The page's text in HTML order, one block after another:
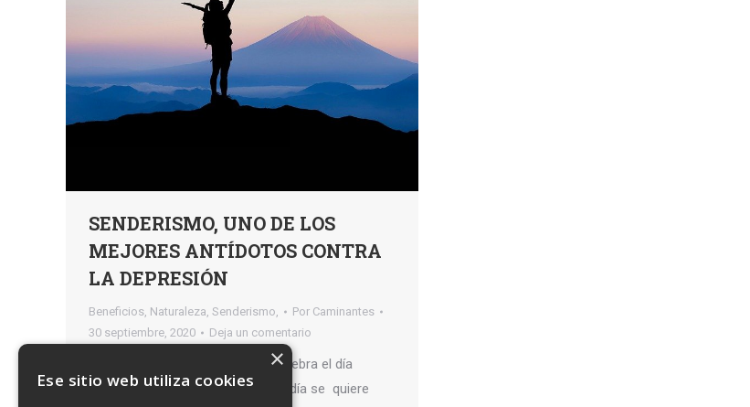
SENDERISMO, UNO DE LOS
MEJORES ANTÍDOTOS CONTRA
LA DEPRESIÓN
Beneficios, Naturaleza, Senderismo, Por Caminantes
30 septiembre, 2020
Deja un comentario
El próximo día 1 de octubre se celebra el día
Europeo de la Depresión. En este día se quiere
Ese sitio web utiliza cookies
×